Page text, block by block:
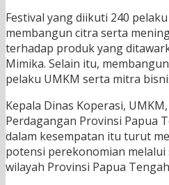
Festival yang diikuti 240
membangun citra serta
terhadap produk yang
Mimika. Selain itu,
pelaku UMKM serta mitra
Kepala Dinas Koperasi,
Perdagangan Provinsi Papua
dalam kesempatan itu turut
potensi perekonomian
wilayah Provinsi Papua